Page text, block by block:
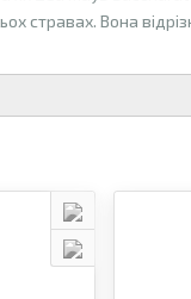
стравах. Вона